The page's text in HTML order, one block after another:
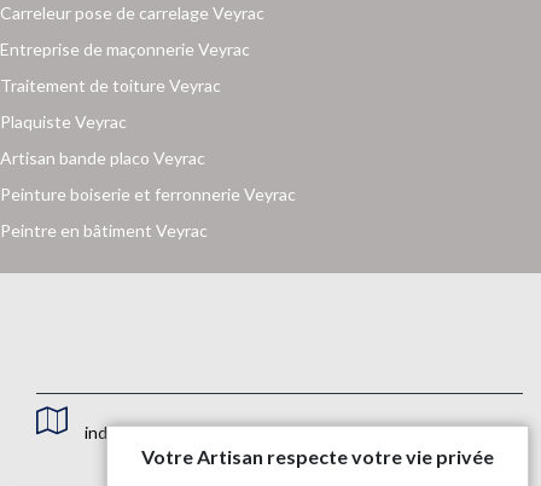
Carreleur pose de carrelage Veyrac
Entreprise de maçonnerie Veyrac
Traitement de toiture Veyrac
Plaquiste Veyrac
Artisan bande placo Veyrac
Peinture boiserie et ferronnerie Veyrac
Peintre en bâtiment Veyrac
indisponible
Votre Artisan respecte votre vie privée